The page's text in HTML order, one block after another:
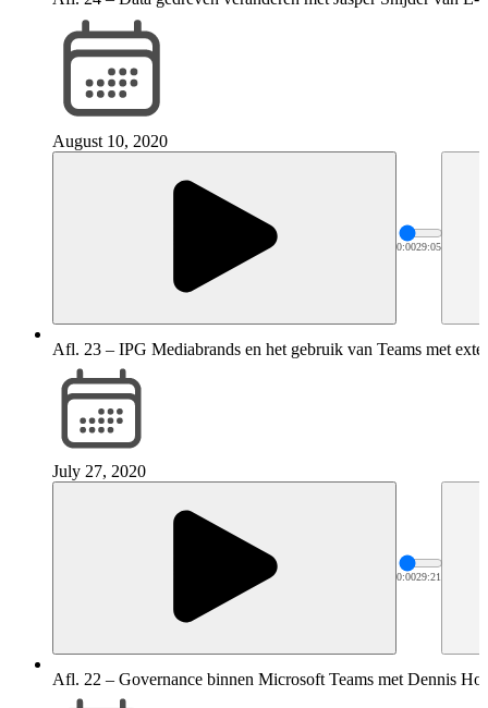
August 10, 2020
0:0029:05
Afl. 23 – IPG Mediabrands en het gebruik van Teams met
July 27, 2020
0:0029:21
Afl. 22 – Governance binnen Microsoft Teams met Dennis